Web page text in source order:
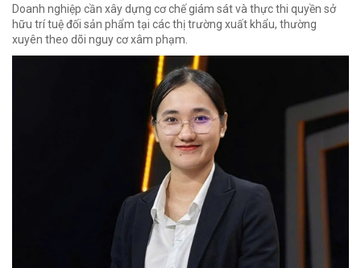
Doanh nghiệp cần xây dựng cơ chế giám sát và thực thi quyền sở
hữu trí tuệ đối sản phẩm tại các thị trường xuất khẩu, thường
xuyên theo dõi nguy cơ xâm phạm.